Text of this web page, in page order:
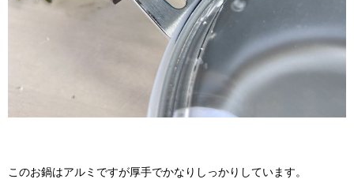
このお鍋はアルミですが厚手でかなりしっかりしています。